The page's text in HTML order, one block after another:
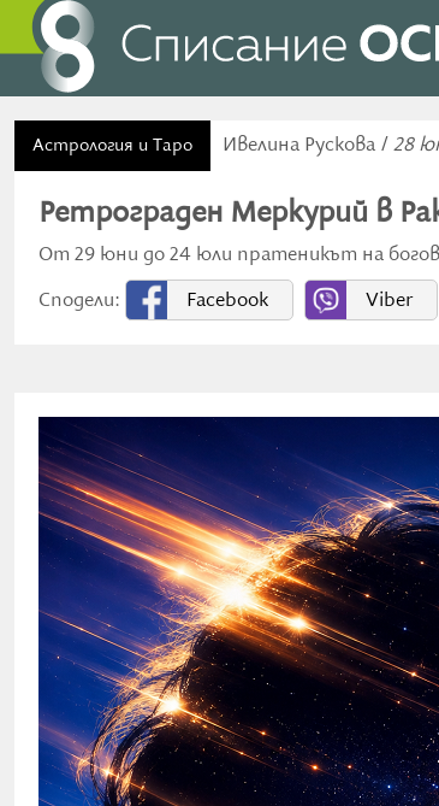
Астрология и Таро Ивелина Рускова / 28
Ретрограден Меркурий в
От 29 юни до 24 юли пратеникът на
Сподели:
Facebook Viber